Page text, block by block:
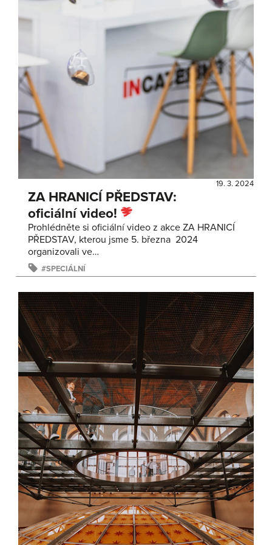
19. 3. 2024
ZA HRANICÍ PŘEDSTAV:
oficiální video!
Prohlédněte si oficiální video z akce ZA HRANICÍ
PŘEDSTAV, kterou jsme 5. března 2024
organizovali ve…
SPECIÁLNÍ